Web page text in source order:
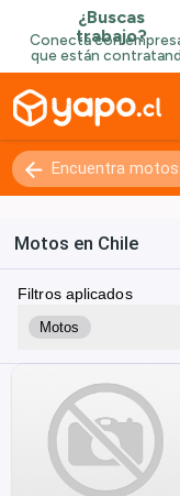
Motos en Chile
Filtros aplicados
Motos